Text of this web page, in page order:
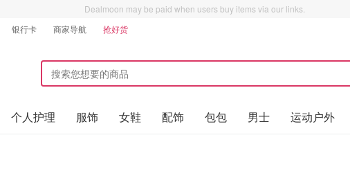
Dealmoon may be paid when users buy items via our links.
银行卡 商家导航 抢好货
个人护理 服饰 女鞋 配饰 包包 男士 运动户外